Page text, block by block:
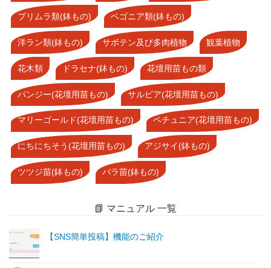
プリムラ類(鉢もの) ベゴニア類(鉢もの)
洋ラン類(鉢もの) サボテン及び多肉植物 観葉植物
花木類 ドラセナ(鉢もの) 花壇用苗もの類
パンジー(花壇用苗もの) サルビア(花壇用苗もの)
マリーゴールド(花壇用苗もの) ペチュニア(花壇用苗もの)
にちにちそう(花壇用苗もの) アジサイ(鉢もの)
ツツジ苗(鉢もの) バラ苗(鉢もの)
📗 マニュアル 一覧
【SNS簡単投稿】機能のご紹介